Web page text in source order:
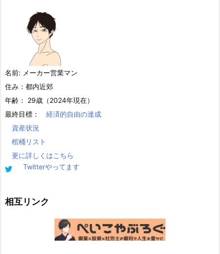
名前: メーカー営業マン
住み：都内近郊
年齢： 29歳（2024年現在）
最終目標：
経済的自由の達成
資産状況
棺桶リスト
更に詳しくはこちら
Twitterやってます
相互リンク